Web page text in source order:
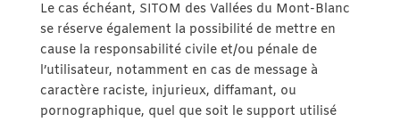
Le cas échéant, SITOM des Vallées du Mont-Blanc
se réserve également la possibilité de mettre en
cause la responsabilité civile et/ou pénale de
l’utilisateur, notamment en cas de message à
caractère raciste, injurieux, diffamant, ou
pornographique, quel que soit le support utilisé